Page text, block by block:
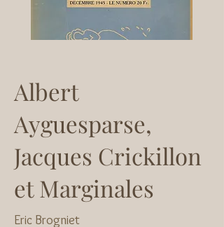
Albert
Ayguesparse,
Jacques Crickillon
et Marginales
Eric Brogniet